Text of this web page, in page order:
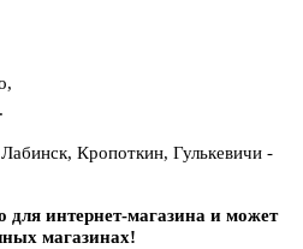
Кропоткин, Гулькевичи -
для интернет-магазина и может
магазинах!